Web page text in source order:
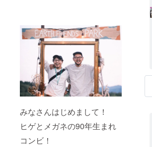
みなさんはじめまして！
ヒゲとメガネの90年生まれ
コンビ！